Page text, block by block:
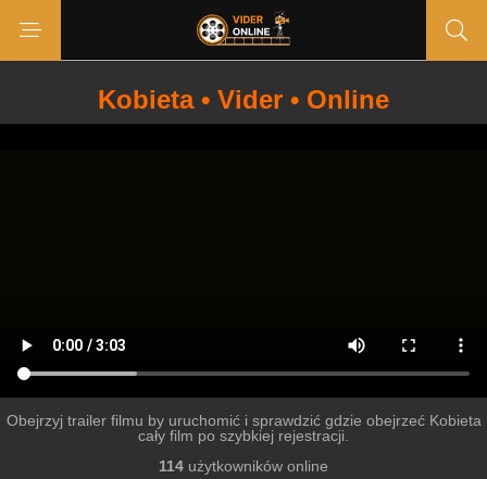
Kobieta • Vider • Online
Obejrzyj trailer filmu by uruchomić i sprawdzić gdzie obejrzeć Kobieta
cały film po szybkiej rejestracji.
114 użytkowników online